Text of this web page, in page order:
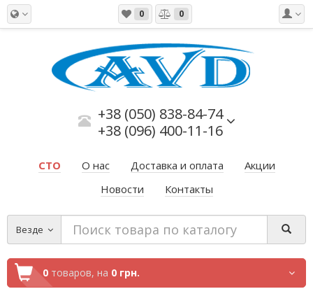
0 0
+38 (050) 838-84-74
+38 (096) 400-11-16
СТО О нас Доставка и оплата
Акции
Новости
Контакты
Везде
0 товаров, на 0 грн.